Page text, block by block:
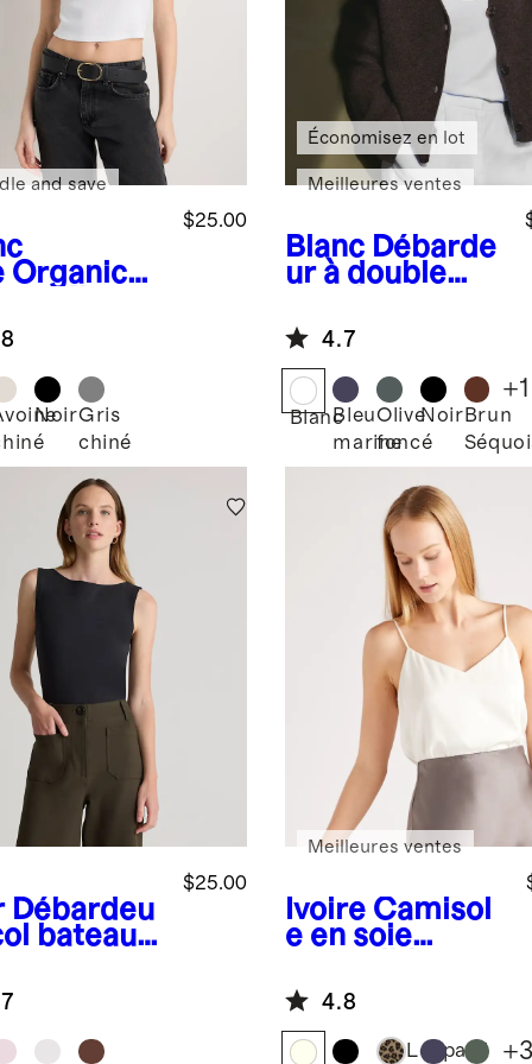
Organic
Tank
$25.00
and save
NoirGris
chiné
Blanc Débarde
ur à double
dégagée en
coton et modal
Économisez en lot
Meilleures ventes
4.7
BlancBleu
marine
Olive
foncé
Noir Brun
+1
Débardeu
bateau
de
$25.00
Ivoire Camisol
e en soie
lavable à col en
V
Meilleures ventes
4.8
Léopard
+